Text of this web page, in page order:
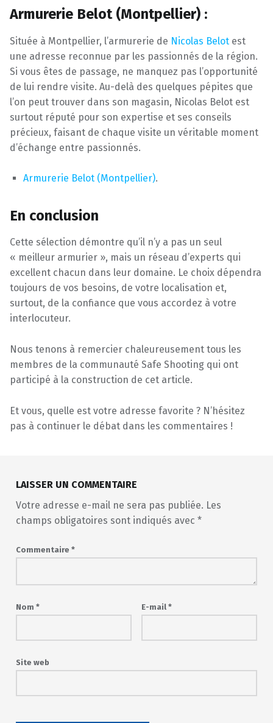
Armurerie Belot (Montpellier) :
Située à Montpellier, l’armurerie de Nicolas Belot est
une adresse reconnue par les passionnés de la région.
Si vous êtes de passage, ne manquez pas l’opportunité
de lui rendre visite. Au-delà des quelques pépites que
l’on peut trouver dans son magasin, Nicolas Belot est
surtout réputé pour son expertise et ses conseils
précieux, faisant de chaque visite un véritable moment
d’échange entre passionnés.
Armurerie Belot (Montpellier).
En conclusion
Cette sélection démontre qu’il n’y a pas un seul
« meilleur armurier », mais un réseau d’experts qui
excellent chacun dans leur domaine. Le choix dépendra
toujours de vos besoins, de votre localisation et,
surtout, de la confiance que vous accordez à votre
interlocuteur.
Nous tenons à remercier chaleureusement tous les
membres de la communauté Safe Shooting qui ont
participé à la construction de cet article.
Et vous, quelle est votre adresse favorite ? N’hésitez
pas à continuer le débat dans les commentaires !
Skip back to main navigation
LAISSER UN COMMENTAIRE
Votre adresse e-mail ne sera pas publiée. Les
champs obligatoires sont indiqués avec *
Commentaire *
Nom * E-mail *
Site web